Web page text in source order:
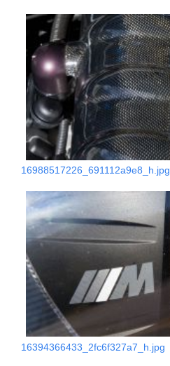
16988517226_691112a9e8_h.jpg
16394366433_2fc6f327a7_h.jpg